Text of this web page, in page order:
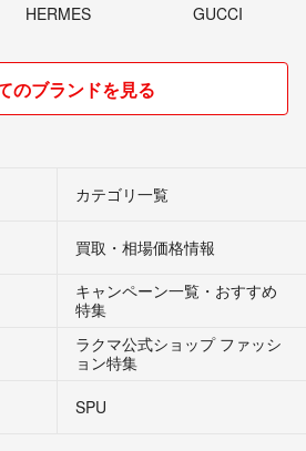
HERMES GUCCI
のブランドを見る
カテゴリ一覧
買取・相場価格情報
キャンペーン一覧・おすすめ
特集
ラクマ公式ショップ ファッシ
ョン特集
SPU